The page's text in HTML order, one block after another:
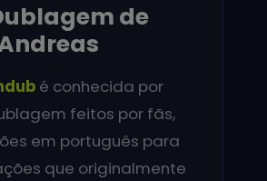
de
é conhecida por
feitos por fãs,
em português para
que originalmente